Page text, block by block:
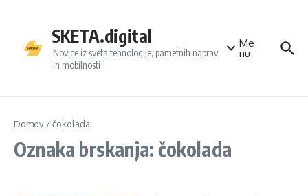
SKETA.digital
Novice iz sveta tehnologije, pametnih naprav
in mobilnosti
Me
nu
Domov /čokolada
Oznaka brskanja: čokolada